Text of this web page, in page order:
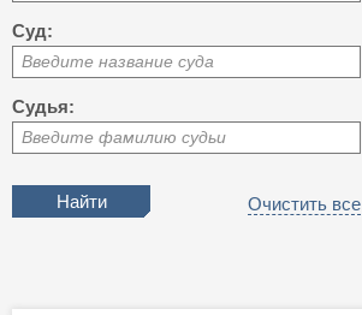
Суд:
Введите название суда
Судья:
Введите фамилию судьи
Очистить все